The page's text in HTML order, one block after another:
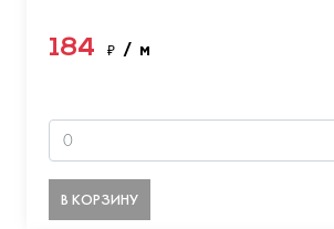
184 ₽ / м
В КОРЗИНУ